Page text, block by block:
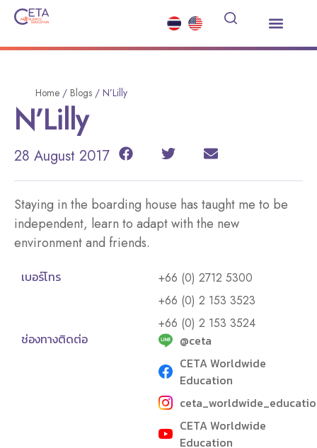
Home / Blogs / N’Lilly
N’Lilly
28 August 2017
Staying in the boarding house has taught me to be
independent, learn to adapt with the new
environment and friends.
เบอร์โทร
+66 (0) 2712 5300
+66 (0) 2 153 3523
+66 (0) 2 153 3524
ช่องทางติดต่อ
@ceta
CETA Worldwide
Education
CETA Worldwide
Education